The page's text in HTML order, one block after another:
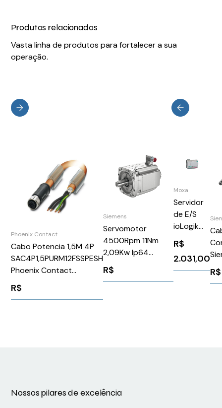
Produtos relacionados
Vasta linha de produtos para fortalecer a sua
operação.
Phoenix Contact
Cabo Potencia 1,5M 4P
SAC4P1,5PURM12FSSPESH
Phoenix Contact
1424096
R$
Siemens
Servomotor
4500Rpm 11Nm
2,09Kw Ip64
1FK70632AH711RH0
Siemens 90758
R$
Moxa
Servidor
de E/S
ioLogik
E2210
R$
2.031,00
R$
Nossos pilares de excelência